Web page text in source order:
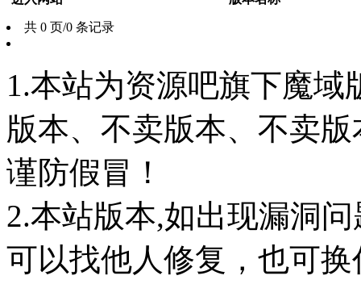
共 0 页/0 条记录
1.本站为资源吧旗下魔
版本、不卖版本、不卖版
谨防假冒！
2.本站版本,如出现漏洞
可以找他人修复，也可